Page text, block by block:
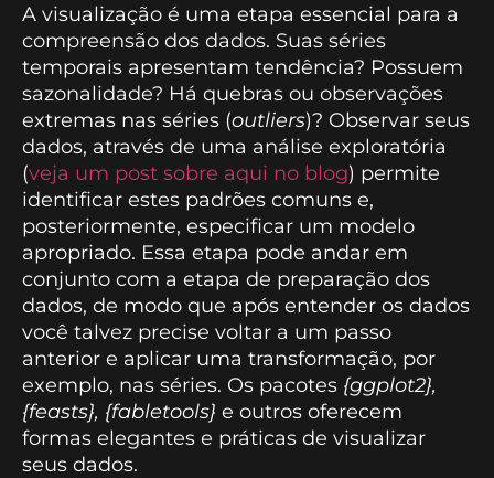
A visualização é uma etapa essencial para a
compreensão dos dados. Suas séries
temporais apresentam tendência? Possuem
sazonalidade? Há quebras ou observações
extremas nas séries (outliers)? Observar seus
dados, através de uma análise exploratória
(veja um post sobre aqui no blog) permite
identificar estes padrões comuns e,
posteriormente, especificar um modelo
apropriado. Essa etapa pode andar em
conjunto com a etapa de preparação dos
dados, de modo que após entender os dados
você talvez precise voltar a um passo
anterior e aplicar uma transformação, por
exemplo, nas séries. Os pacotes {ggplot2},
{feasts}, {fabletools} e outros oferecem
formas elegantes e práticas de visualizar
seus dados.